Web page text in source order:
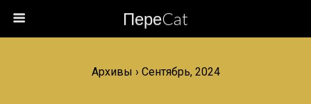
ПереCat
Архивы › Сентябрь, 2024